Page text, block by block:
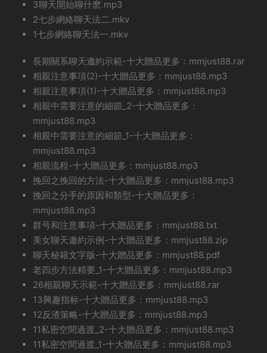
3聊天開始聊什麽.mp3
2七步網絡聊天法二.mkv
1七步網絡聊天法一.mkv
長期關系聊天邀約示範-十大贈品更多：mmjust88.rar
相親注意事項(2)-十大贈品更多：mmjust88.mp3
相親注意事項(1)-十大贈品更多：mmjust88.mp3
相親中需要注意的細節_2-十大贈品更多：
mmjust88.mp3
相親中需要注意的細節_1-十大贈品更多：
mmjust88.mp3
相親流程-十大贈品更多：mmjust88.mp3
挽回之挽回的方法-十大贈品更多：mmjust88.mp3
挽回之分手的原因和類型-十大贈品更多：
mmjust88.mp3
群号和注意事項-十大贈品更多：mmjust88.txt
美女聊天邀約示例-十大贈品更多：mmjust88.zip
聊天秘籍文字版-十大贈品更多：mmjust88.pdf
老四步方法精要_1-十大贈品更多：mmjust88.mp3
26相親聊天示範-十大贈品更多：mmjust88.rar
13興趣指标-十大贈品更多：mmjust88.mp3
12反渣策略-十大贈品更多：mmjust88.mp3
11私密空間過渡_2-十大贈品更多：mmjust88.mp3
11私密空間過渡_1-十大贈品更多：mmjust88.mp3